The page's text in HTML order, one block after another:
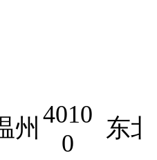
州 4010
0
东北